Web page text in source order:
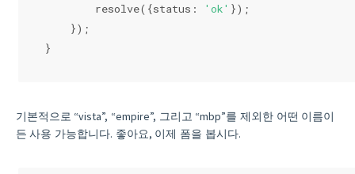
        resolve({
status : 'ok' });
    });
}
기본적으로 “vista”, “empire”, 그리고 “mbp”를 제외한 어떤 이름이
든 사용 가능합니다. 좋아요, 이제 폼을 봅시다.